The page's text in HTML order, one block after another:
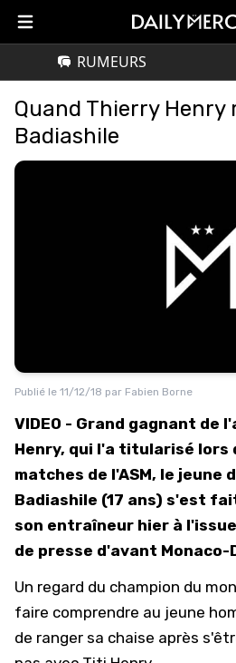
RUMEURS
Quand Thierry Henry
Badiashile
Publié le 11/12/18 par Fabien Borne
VIDEO - Grand gagnant de
Henry, qui l'a titularisé lors
matches de l'ASM, le jeune
Badiashile (17 ans) s'est
son entraîneur hier à
de presse d'avant Monaco-
Un regard du champion du
faire comprendre au jeune
de ranger sa chaise après